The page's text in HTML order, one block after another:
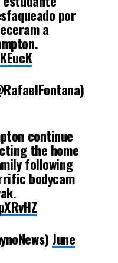
por
a
continue
the home
following
bodycam
June